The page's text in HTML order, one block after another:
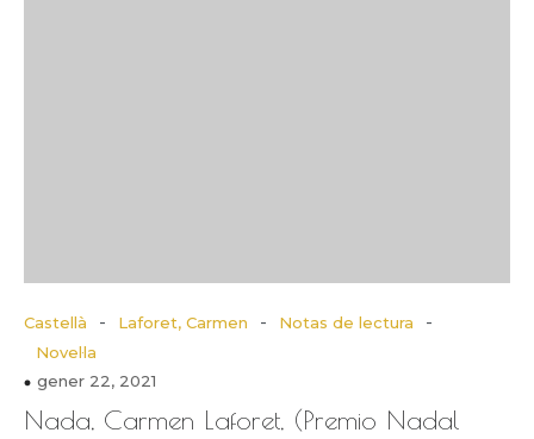
Castellà - Laforet, Carmen - Notas de lectura -
Novel·la
gener 22, 2021
Nada, Carmen Laforet, (Premio Nadal